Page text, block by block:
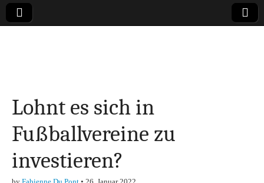
Finanzen,
Marketing-, Vertrieb-
& Investment-Tipps
Lohnt es sich in
Fußballvereine zu
investieren?